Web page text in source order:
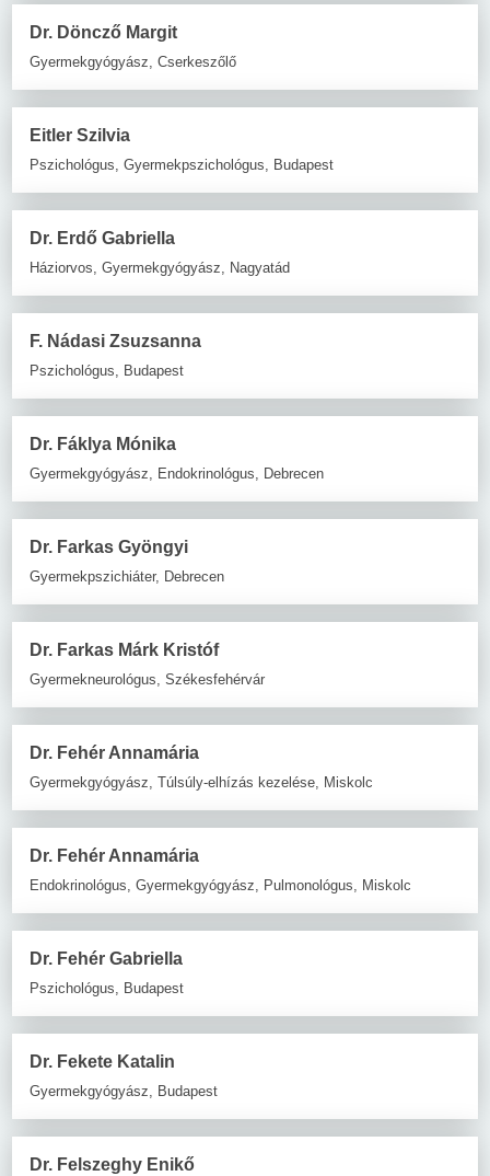
Dr. Döncző Margit
Gyermekgyógyász, Cserkeszőlő
Eitler Szilvia
Pszichológus, Gyermekpszichológus, Budapest
Dr. Erdő Gabriella
Háziorvos, Gyermekgyógyász, Nagyatád
F. Nádasi Zsuzsanna
Pszichológus, Budapest
Dr. Fáklya Mónika
Gyermekgyógyász, Endokrinológus, Debrecen
Dr. Farkas Gyöngyi
Gyermekpszichiáter, Debrecen
Dr. Farkas Márk Kristóf
Gyermekneurológus, Székesfehérvár
Dr. Fehér Annamária
Gyermekgyógyász, Túlsúly-elhízás kezelése, Miskolc
Dr. Fehér Annamária
Endokrinológus, Gyermekgyógyász, Pulmonológus, Miskolc
Dr. Fehér Gabriella
Pszichológus, Budapest
Dr. Fekete Katalin
Gyermekgyógyász, Budapest
Dr. Felszeghy Enikő